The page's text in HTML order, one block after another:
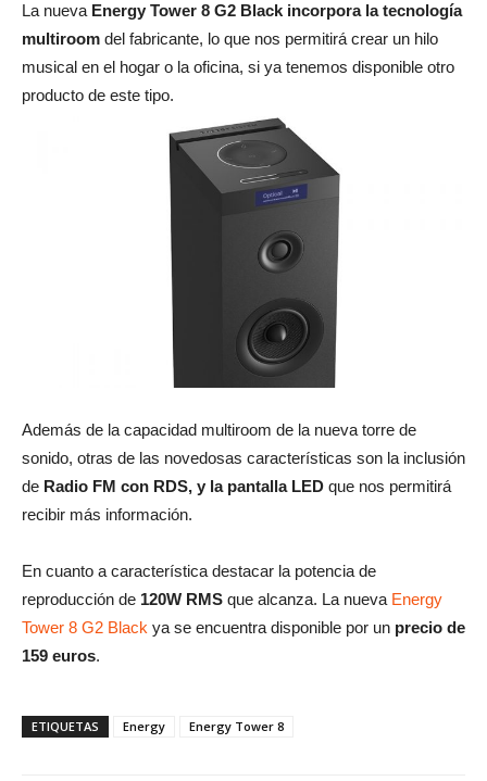
La nueva Energy Tower 8 G2 Black incorpora la tecnología
multiroom del fabricante, lo que nos permitirá crear un hilo
musical en el hogar o la oficina, si ya tenemos disponible otro
producto de este tipo.
Además de la capacidad multiroom de la nueva torre de
sonido, otras de las novedosas características son la inclusión
de Radio FM con RDS, y la pantalla LED que nos permitirá
recibir más información.
En cuanto a característica destacar la potencia de
reproducción de 120W RMS que alcanza. La nueva Energy
Tower 8 G2 Black ya se encuentra disponible por un precio de
159 euros.
ETIQUETAS Energy Energy Tower 8